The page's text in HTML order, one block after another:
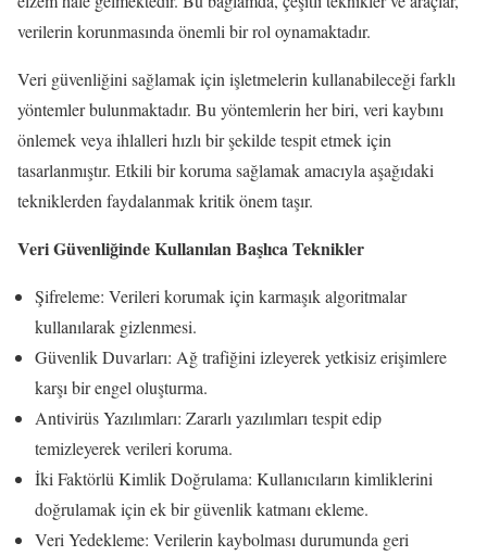
verilerin korunmasında önemli bir rol oynamaktadır.
Veri güvenliğini sağlamak için işletmelerin kullanabileceği farklı
yöntemler bulunmaktadır. Bu yöntemlerin her biri, veri kaybını
önlemek veya ihlalleri hızlı bir şekilde tespit etmek için
tasarlanmıştır. Etkili bir koruma sağlamak amacıyla aşağıdaki
tekniklerden faydalanmak kritik önem taşır.
Veri Güvenliğinde Kullanılan Başlıca Teknikler
Şifreleme: Verileri korumak için karmaşık algoritmalar
kullanılarak gizlenmesi.
Güvenlik Duvarları: Ağ trafiğini izleyerek yetkisiz erişimlere
karşı bir engel oluşturma.
Antivirüs Yazılımları: Zararlı yazılımları tespit edip
temizleyerek verileri koruma.
İki Faktörlü Kimlik Doğrulama: Kullanıcıların kimliklerini
doğrulamak için ek bir güvenlik katmanı ekleme.
Veri Yedekleme: Verilerin kaybolması durumunda geri